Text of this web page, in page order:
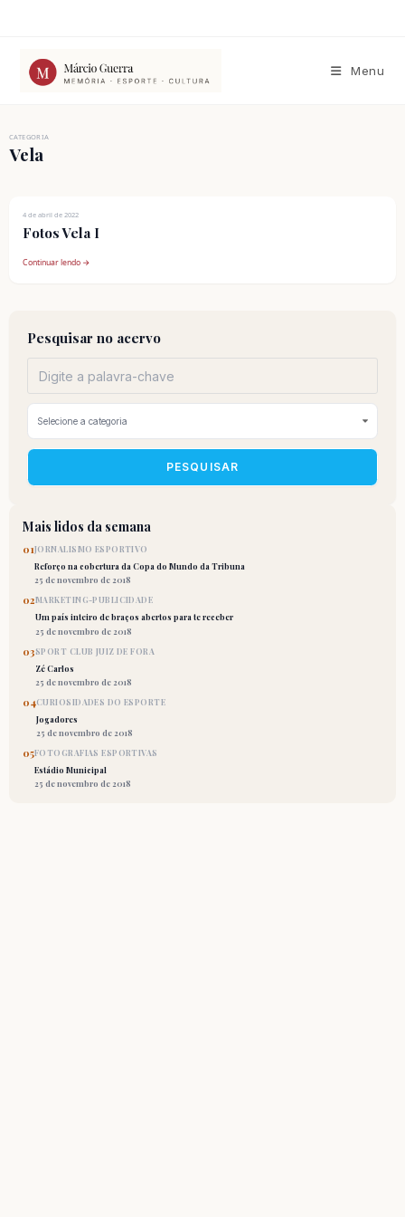
conteúdo
Menu
CATEGORIA
Vela
4 de abril de 2022
Fotos Vela I
Continuar lendo →
Pesquisar no acervo
PESQUISAR
Mais lidos da semana
01JORNALISMO ESPORTIVO
Reforço na cobertura da Copa do Mundo da Tribuna
25 de novembro de 2018
02MARKETING-PUBLICIDADE
Um país inteiro de braços abertos para te receber
25 de novembro de 2018
03SPORT CLUB JUIZ DE FORA
Zé Carlos
25 de novembro de 2018
04CURIOSIDADES DO ESPORTE
Jogadores
25 de novembro de 2018
05FOTOGRAFIAS ESPORTIVAS
Estádio Municipal
25 de novembro de 2018